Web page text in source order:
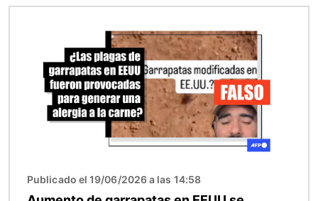
Publicado el 19/06/2026 a las 14:58